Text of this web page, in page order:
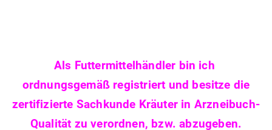
Als Futtermittelhändler bin ich
ordnungsgemäß registriert und besitze die
zertifizierte Sachkunde Kräuter in Arzneibuch-
Qualität zu verordnen, bzw. abzugeben.